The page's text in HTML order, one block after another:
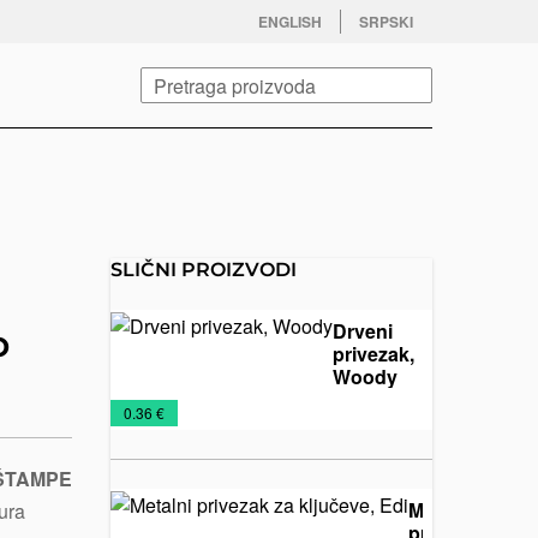
ENGLISH SRPSKI
youtube
SLIČNI PROIZVODI
Drveni
privezak,
Woody
Drveni
privesci
Privesci
0.36 €
Metalni